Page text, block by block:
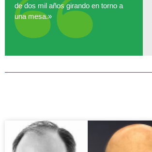
de dos mil años girando en torno a
una mesa.»